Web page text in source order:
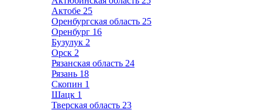
Актобе 25
Оренбургская область 25
Оренбург 16
Бузулук 2
Орск 2
Рязанская область 24
Рязань 18
Скопин 1
Шацк 1
Тверская область 23